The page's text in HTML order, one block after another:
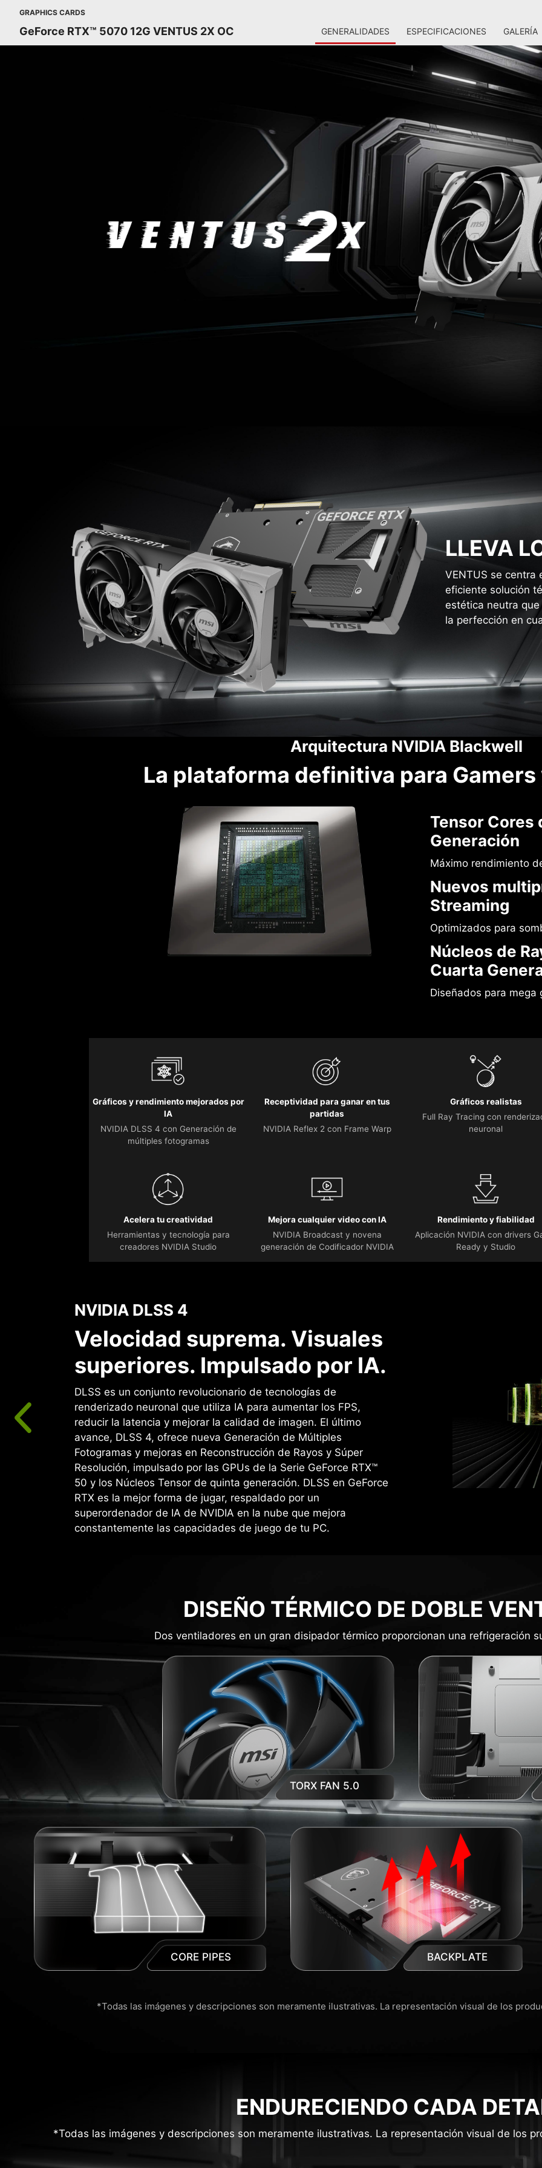
GRAPHICS CARDS
GeForce RTX™ 5070 12G VENTUS 2X OC GENERALIDADES ESPECIFICACIONES GALERÍA
LLEVA
VENTUS se centra
eficiente solución
estética neutra
la perfección en
Arquitectura NVIDIA Blackwell
La plataforma definitiva para
Tensor Cores
Generación
Máximo rendimiento
Nuevos
Streaming
Optimizados para
Núcleos de
Cuarta
Diseñados para mega
Gráficos y rendimiento mejorados por
IA
NVIDIA DLSS 4 con Generación de
múltiples fotogramas
Receptividad para ganar en tus
partidas
NVIDIA Reflex 2 con Frame Warp
Gráficos realistas
Full Ray Tracing con
neuronal
Acelera tu creatividad
Herramientas y tecnología para
creadores NVIDIA Studio
Mejora cualquier video con IA
NVIDIA Broadcast y novena
generación de Codificador NVIDIA
Rendimiento y fiabilidad
Aplicación NVIDIA con drivers
Ready y Studio
NVIDIA DLSS 4
Velocidad suprema. Visuales
superiores. Impulsado por IA.
DLSS es un conjunto revolucionario de tecnologías de
renderizado neuronal que utiliza IA para aumentar los FPS,
reducir la latencia y mejorar la calidad de imagen. ‌El último
avance, DLSS 4, ofrece nueva Generación de Múltiples
Fotogramas y mejoras en Reconstrucción de Rayos y Súper
Resolución, impulsado por las GPUs de la Serie GeForce RTX™
50 y los Núcleos Tensor de quinta generación. DLSS en GeForce
RTX es la mejor forma de jugar, respaldado por un
superordenador de IA de NVIDIA en la nube que mejora
constantemente las capacidades de juego de tu PC.
DISEÑO TÉRMICO DE DOBLE
Dos ventiladores en un gran disipador térmico proporcionan una refrigeración
TORX FAN 5.0
CORE PIPES BACKPLATE
*Todas las imágenes y descripciones son meramente ilustrativas. La representación visual de los
ENDURECIENDO CADA
*Todas las imágenes y descripciones son meramente ilustrativas. La representación visual de los